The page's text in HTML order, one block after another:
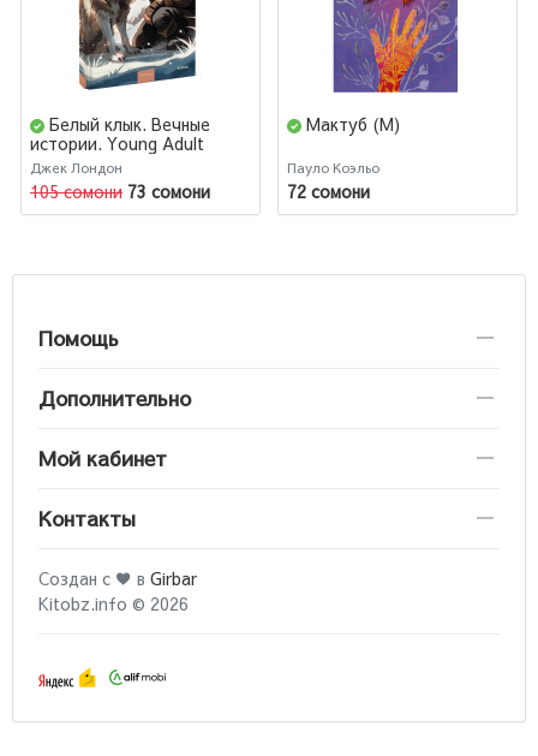
Белый клык. Вечные
истории. Young Adult
Джек Лондон
105 сомони 73 сомони
Мактуб (М)
Пауло Коэльо
72 сомони
Помощь
Дополнительно
Мой кабинет
Контакты
Создан с ♥ в Girbar
Kitobz.info © 2026